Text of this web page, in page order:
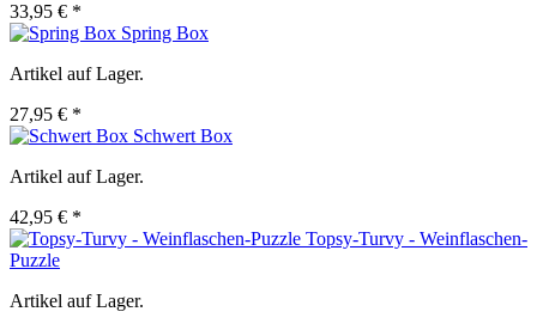
33,95 € *
Spring Box
Artikel auf Lager.
27,95 € *
Schwert Box
Artikel auf Lager.
42,95 € *
Topsy-Turvy - Weinflaschen-
Puzzle
Artikel auf Lager.